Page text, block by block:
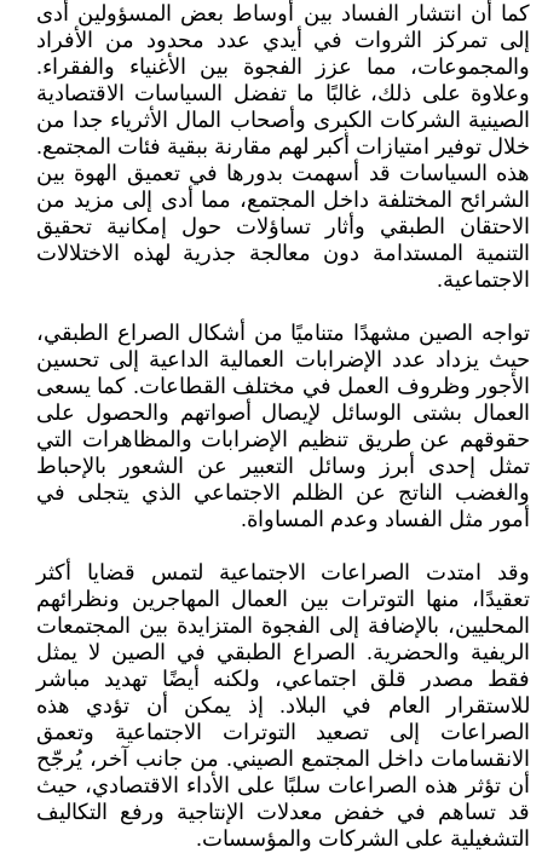
كما أن انتشار الفساد بين أوساط بعض المسؤولين أدى
إلى تمركز الثروات في أيدي عدد محدود من الأفراد
والمجموعات، مما عزز الفجوة بين الأغنياء والفقراء.
وعلاوة على ذلك، غالبًا ما تفضل السياسات الاقتصادية
الصينية الشركات الكبرى وأصحاب المال الأثرياء جدا من
خلال توفير امتيازات أكبر لهم مقارنة ببقية فئات المجتمع.
هذه السياسات قد أسهمت بدورها في تعميق الهوة بين
الشرائح المختلفة داخل المجتمع، مما أدى إلى مزيد من
الاحتقان الطبقي وأثار تساؤلات حول إمكانية تحقيق
التنمية المستدامة دون معالجة جذرية لهذه الاختلالات
الاجتماعية.
تواجه الصين مشهدًا متناميًا من أشكال الصراع الطبقي،
حيث يزداد عدد الإضرابات العمالية الداعية إلى تحسين
الأجور وظروف العمل في مختلف القطاعات. كما يسعى
العمال بشتى الوسائل لإيصال أصواتهم والحصول على
حقوقهم عن طريق تنظيم الإضرابات والمظاهرات التي
تمثل إحدى أبرز وسائل التعبير عن الشعور بالإحباط
والغضب الناتج عن الظلم الاجتماعي الذي يتجلى في
أمور مثل الفساد وعدم المساواة.
وقد امتدت الصراعات الاجتماعية لتمس قضايا أكثر
تعقيدًا، منها التوترات بين العمال المهاجرين ونظرائهم
المحليين، بالإضافة إلى الفجوة المتزايدة بين المجتمعات
الريفية والحضرية. الصراع الطبقي في الصين لا يمثل
فقط مصدر قلق اجتماعي، ولكنه أيضًا تهديد مباشر
للاستقرار العام في البلاد. إذ يمكن أن تؤدي هذه
الصراعات إلى تصعيد التوترات الاجتماعية وتعمق
الانقسامات داخل المجتمع الصيني. من جانب آخر، يُرجّح
أن تؤثر هذه الصراعات سلبًا على الأداء الاقتصادي، حيث
قد تساهم في خفض معدلات الإنتاجية ورفع التكاليف
التشغيلية على الشركات والمؤسسات.